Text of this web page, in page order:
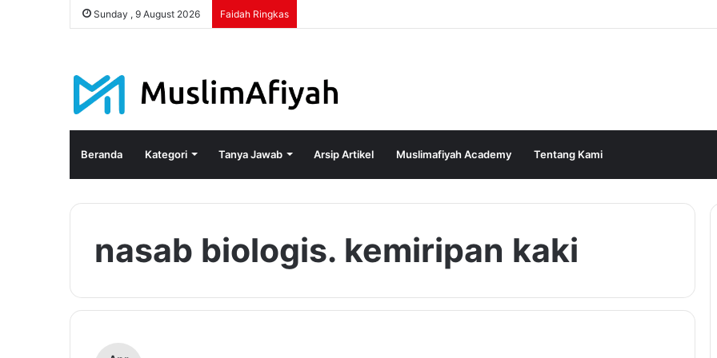
Sunday , 9 August 2026 Faidah Ringkas
Beranda Kategori Tanya Jawab Arsip Artikel Muslimafiyah Academy Tentang Kami
nasab biologis. kemiripan kaki